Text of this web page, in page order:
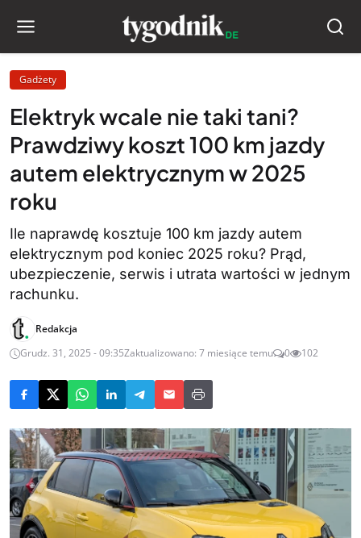
Gadżety
Elektryk wcale nie taki tani?
Prawdziwy koszt 100 km jazdy
autem elektrycznym w 2025
roku
Ile naprawdę kosztuje 100 km jazdy autem
elektrycznym pod koniec 2025 roku? Prąd,
ubezpieczenie, serwis i utrata wartości w jednym
rachunku.
Redakcja
Grudz. 31, 2025 - 09:35Zaktualizowano: 7 miesiące temu 0 102